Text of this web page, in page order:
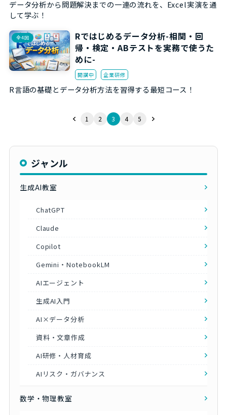
データ分析から問題解決までの一連の流れを、Excel実演を通
して学ぶ！
全4回
Rではじめるデータ分析-相関・回
帰・検定・ABテストを実務で使うた
めに-
開講中 企業研修
R言語の基礎とデータ分析方法を習得する最短コース！
1 2 3 4 5
ジャンル
生成AI教室
ChatGPT
Claude
Copilot
Gemini・NotebookLM
AIエージェント
生成AI入門
AI×データ分析
資料・文章作成
AI研修・人材育成
AIリスク・ガバナンス
数学・物理教室